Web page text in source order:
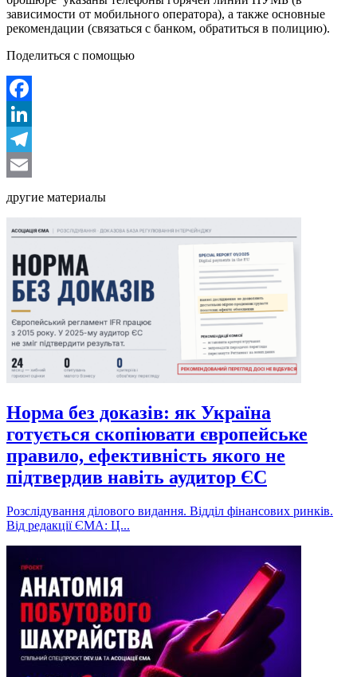
зависимости от мобильного оператора), а также основные
рекомендации (связаться с банком, обратиться в полицию).
Поделиться с помощью
Facebook
LinkedIn
Telegram
другие материалы
Норма без доказів: як Україна
готується скопіювати європейське
правило, ефективність якого не
підтвердив навіть аудитор ЄС
Розслідування ділового видання. Відділ фінансових ринків.
Від редакції ЄМА: Ц...